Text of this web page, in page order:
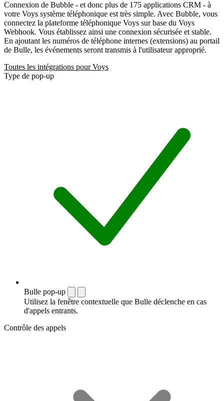
Connexion de Bubble - et donc plus de 175 applications CRM - à
votre Voys système téléphonique est très simple. Avec Bubble, vous
connectez la plateforme téléphonique Voys sur base du Voys
Webhook. Vous établissez ainsi une connexion sécurisée et stable.
En ajoutant les numéros de téléphone internes (extensions) au portail
de Bulle, les événements seront transmis à l'utilisateur approprié.
Toutes les intégrations pour Voys
Type de pop-up
Bulle pop-up
Utilisez la fenêtre contextuelle que Bulle déclenche en cas
d'appels entrants.
Contrôle des appels